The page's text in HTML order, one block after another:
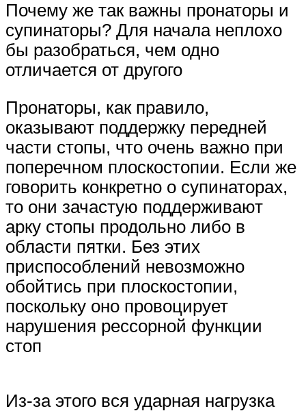
Почему же так важны пронаторы и
супинаторы? Для начала неплохо
бы разобраться, чем одно
отличается от другого
Пронаторы, как правило,
оказывают поддержку передней
части стопы, что очень важно при
поперечном плоскостопии. Если же
говорить конкретно о супинаторах,
то они зачастую поддерживают
арку стопы продольно либо в
области пятки. Без этих
приспособлений невозможно
обойтись при плоскостопии,
поскольку оно провоцирует
нарушения рессорной функции
стоп
Из-за этого вся ударная нагрузка